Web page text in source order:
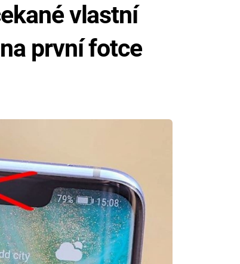
vlastní
první fotce